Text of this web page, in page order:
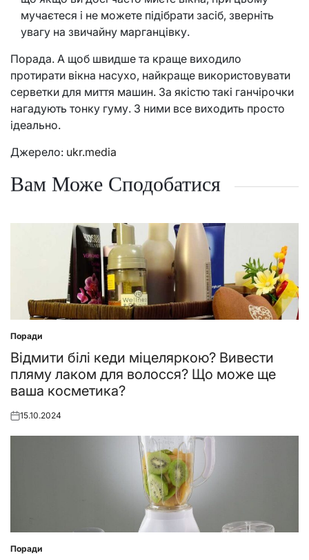
мучаєтеся і не можете підібрати засіб, зверніть
увагу на звичайну марганцівку.
Порада. А щоб швидше та краще виходило
протирати вікна насухо, найкраще використовувати
серветки для миття машин. За якістю такі ганчірочки
нагадують тонку гуму. З ними все виходить просто
ідеально.
Джерело: ukr.media
Вам Може Сподобатися
Posted
in
Поради
Відмити білі кеди міцеляркою? Вивести
пляму лаком для волосся? Що може ще
ваша косметика?
Posted
15.10.2024
Posted
Поради